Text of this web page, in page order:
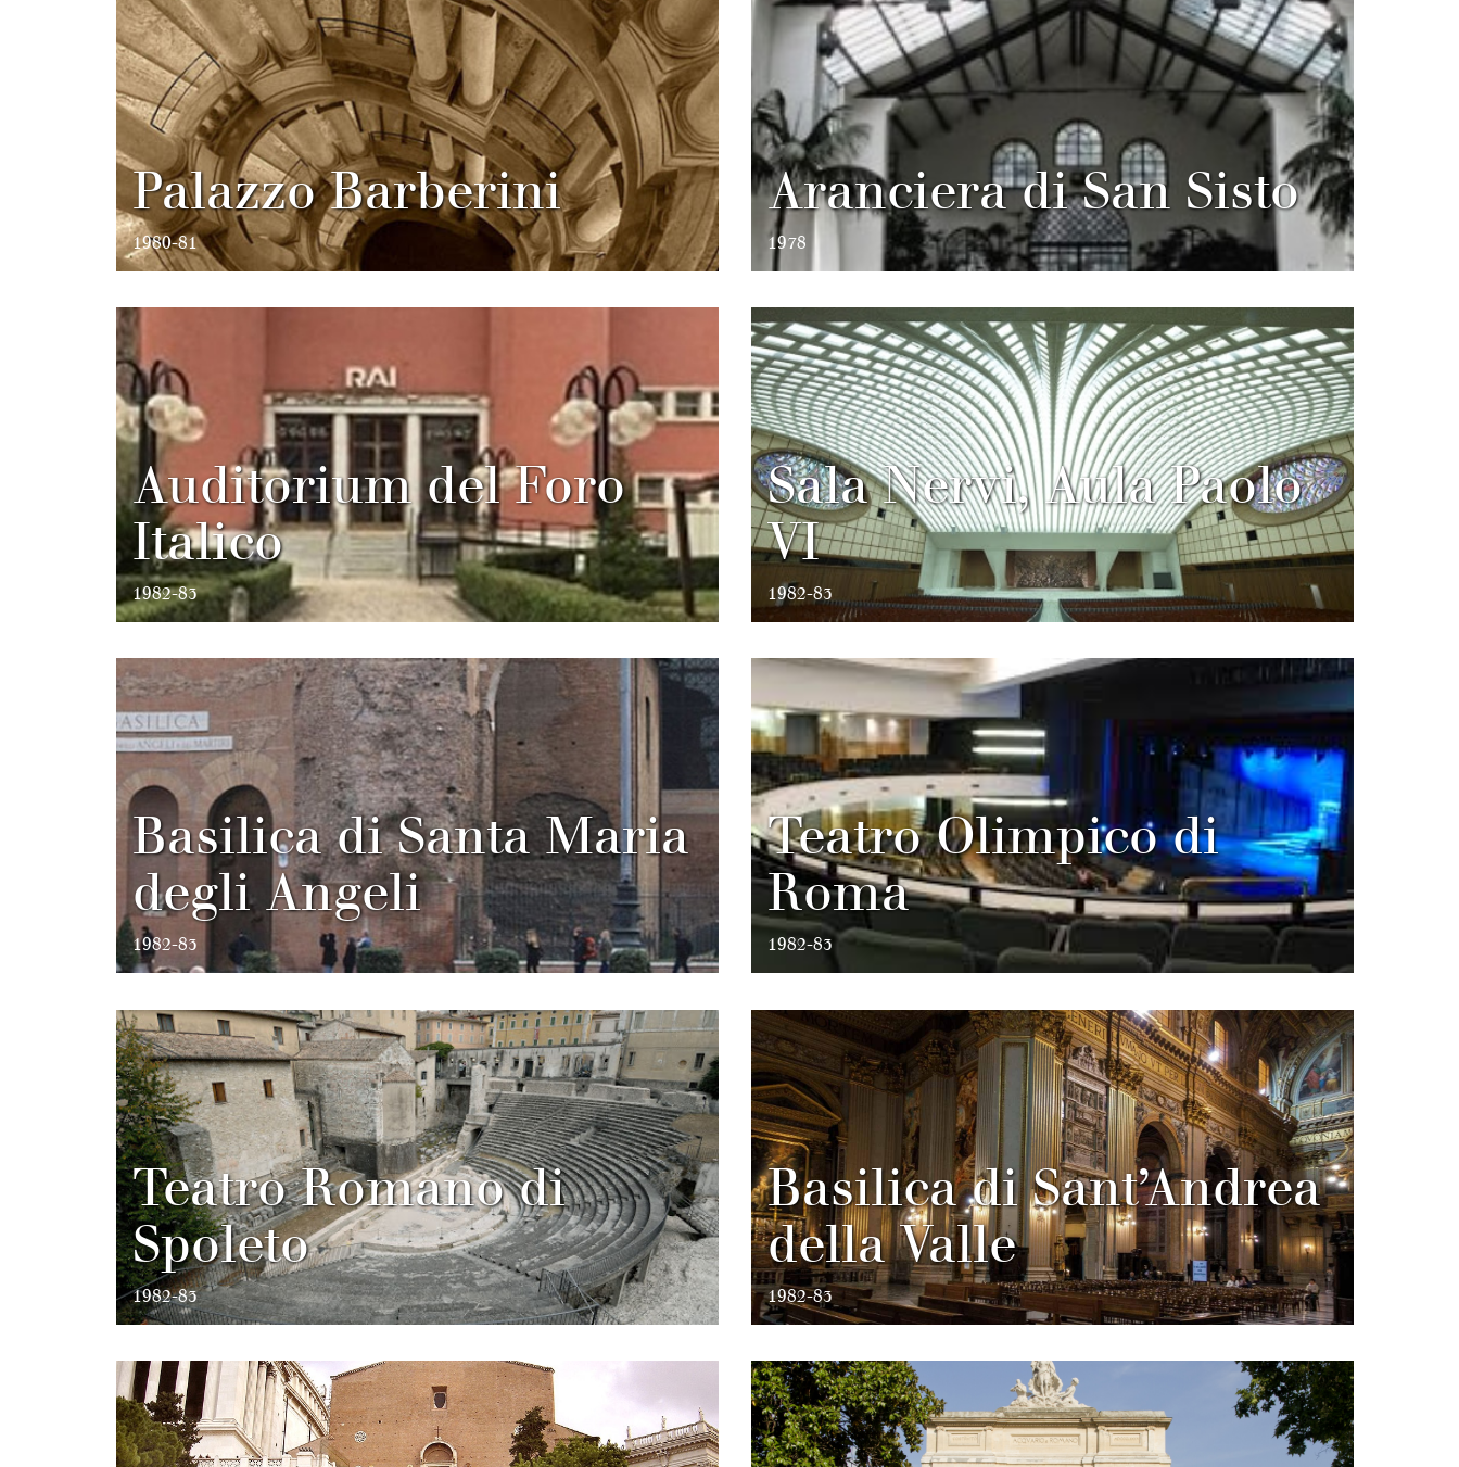
Palazzo Barberini
1980-81
Aranciera di San Sisto
1978
Auditorium del Foro
Italico
1982-83
Sala Nervi, Aula Paolo
VI
1982-83
Basilica di Santa Maria
degli Angeli
1982-83
Teatro Olimpico di
Roma
1982-83
Teatro Romano di
Spoleto
1982-83
Basilica di Sant’Andrea
della Valle
1982-83